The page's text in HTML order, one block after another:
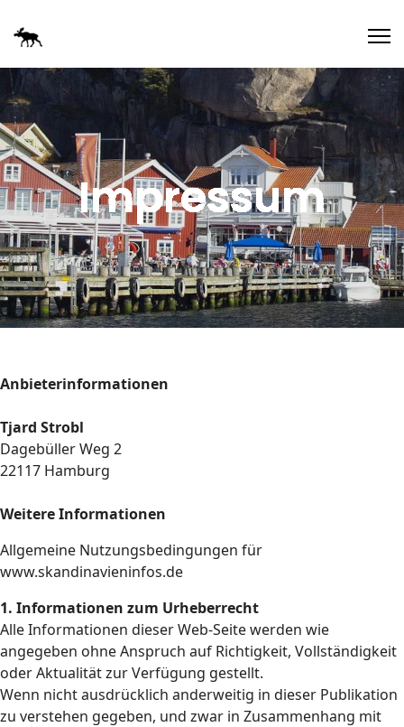
Impressum
Anbieterinformationen
Tjard Strobl
Dagebüller Weg 2
22117 Hamburg
Weitere Informationen
Allgemeine Nutzungsbedingungen für
www.skandinavieninfos.de
1. Informationen zum Urheberrecht
Alle Informationen dieser Web-Seite werden wie
angegeben ohne Anspruch auf Richtigkeit, Vollständigkeit
oder Aktualität zur Verfügung gestellt.
Wenn nicht ausdrücklich anderweitig in dieser Publikation
zu verstehen gegeben, und zwar in Zusammenhang mit